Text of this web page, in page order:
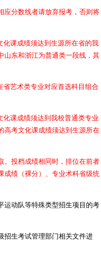
分数线者请放弃报考，否则将
课成绩须达到生源所在省的我
山东和浙江为普通类一段线，其
艺术类专业对应首选科目组合
课成绩须达到我校普通类专业
高考文化课成绩须达到生源所在
投档成绩相同时，排位在前者
成绩（裸分）、专业术科省级统
动队等特殊类型招生项目的考
生考试管理部门相关文件进